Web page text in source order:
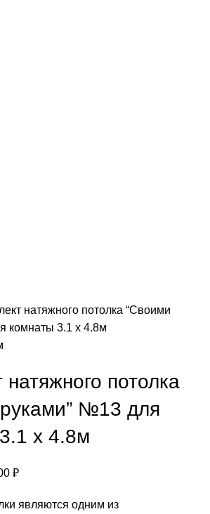
натяжного потолка “Своими
комнаты 3.1 х 4.8м
натяжного потолка
№13 для
х 4.8м
₽Текущая
5875,00 ₽.
являются одним из